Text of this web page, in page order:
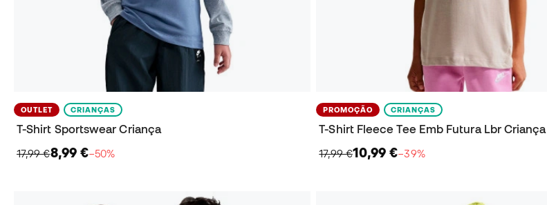
OUTLET CRIANÇAS
T-Shirt Sportswear Criança
17,99 €8,99 €−50%
PROMOÇÃO CRIANÇAS
T-Shirt Fleece Tee Emb Futura Lbr Criança
17,99 €10,99 €−39%